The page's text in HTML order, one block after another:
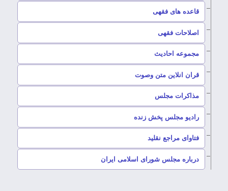
قاعده های فقهی
اصلاحات فقهی
مجموعه احادیث
قران انلاین متن وصوت
مذاکرات مجلس
رادیو مجلس پخش زنده
فتاوای مراجع نقلید
درباره مجلس شورای اسلامی ایران